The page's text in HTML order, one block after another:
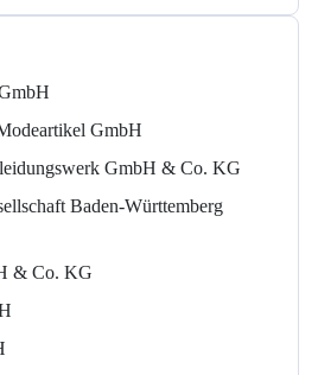
GmbH
GmbH & Co. KG
Baden-Württemberg
& Co. KG